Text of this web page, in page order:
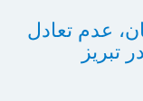
عدم تعادل
تبریز